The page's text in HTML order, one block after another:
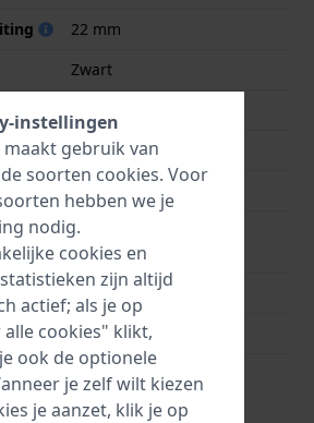
22 mm
Zwart
Geen
NVT
75 mm
(mm) 125 mm
Bandpennen
Nee
instellingen
gebruik van
soorten cookies. Voor
hebben we je
nodig.
cookies en
zijn altijd
actief; als je op
alle cookies" klikt,
ook de optionele
je zelf wilt kiezen
je aanzet, klik je op